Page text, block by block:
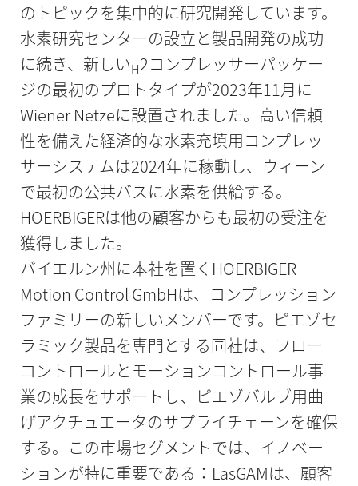
のトピックを集中的に研究開発しています。
水素研究センターの設立と製品開発の成功
に続き、新しいH2コンプレッサーパッケー
ジの最初のプロトタイプが2023年11月に
Wiener Netzeに設置されました。高い信頼
性を備えた経済的な水素充填用コンプレッ
サーシステムは2024年に稼動し、ウィーン
で最初の公共バスに水素を供給する。
HOERBIGERは他の顧客からも最初の受注を
獲得しました。
バイエルン州に本社を置くHOERBIGER
Motion Control GmbHは、コンプレッション
ファミリーの新しいメンバーです。ピエゾセ
ラミック製品を専門とする同社は、フロー
コントロールとモーションコントロール事
業の成長をサポートし、ピエゾバルブ用曲
げアクチュエータのサプライチェーンを確保
する。この市場セグメントでは、イノベー
ションが特に重要である：LasGAMは、顧客